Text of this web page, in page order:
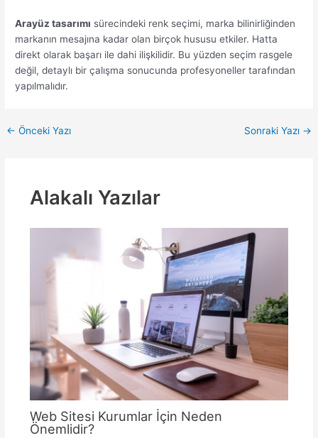
Arayüz tasarımı sürecindeki renk seçimi, marka bilinirliğinden
markanın mesajına kadar olan birçok hususu etkiler. Hatta
direkt olarak başarı ile dahi ilişkilidir. Bu yüzden seçim rasgele
değil, detaylı bir çalışma sonucunda profesyoneller tarafından
yapılmalıdır.
Yazı
← Önceki Yazı Sonraki Yazı →
Alakalı Yazılar
Web Sitesi Kurumlar İçin Neden
Önemlidir?